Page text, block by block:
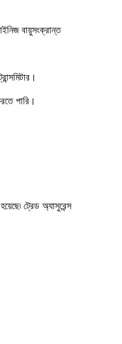
বায়ুসংক্রান্ত
পারি।
ট্রেড অ্যাসুরেন্স